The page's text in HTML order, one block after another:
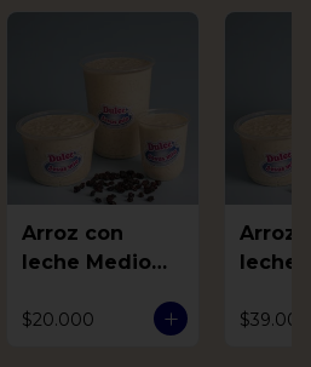
Arroz con
leche Medio
$20.000
Arroz
leche
$39.000